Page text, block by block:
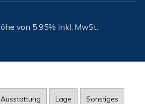
von 5,95% inkl. MwSt.
Ausstattung Lage Sonstiges